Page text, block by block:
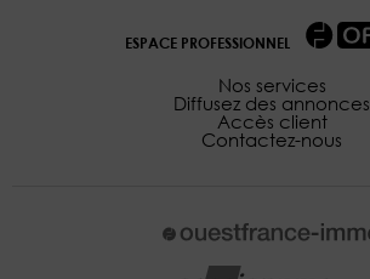
ESPACE PROFESSIONNEL
Nos services
Diffusez des annonces
Accès client
Contactez-nous